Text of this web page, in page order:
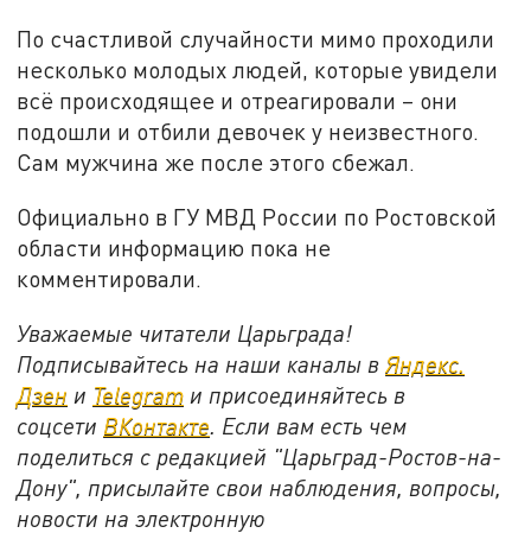
По счастливой случайности мимо проходили
несколько молодых людей, которые увидели
всё происходящее и отреагировали – они
подошли и отбили девочек у неизвестного.
Сам мужчина же после этого сбежал.
Официально в ГУ МВД России по Ростовской
области информацию пока не
комментировали.
Уважаемые читатели Царьграда!
Подписывайтесь на наши каналы в Яндекс.
Дзен и Telegram и присоединяйтесь в
соцсети ВКонтакте . Если вам есть чем
поделиться с редакцией "Царьград-Ростов-на-
Дону", присылайте свои наблюдения, вопросы,
новости на электронную